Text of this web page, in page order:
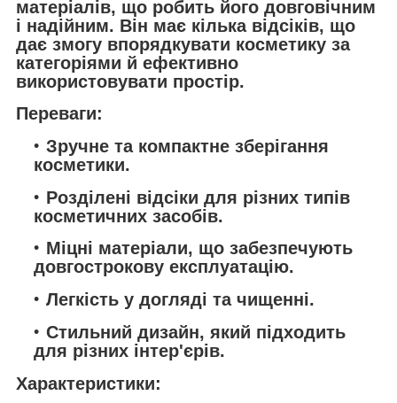
матеріалів, що робить його довговічним
і надійним. Він має кілька відсіків, що
дає змогу впорядкувати косметику за
категоріями й ефективно
використовувати простір.
Переваги:
Зручне та компактне зберігання
косметики.
Розділені відсіки для різних типів
косметичних засобів.
Міцні матеріали, що забезпечують
довгострокову експлуатацію.
Легкість у догляді та чищенні.
Стильний дизайн, який підходить
для різних інтер'єрів.
Характеристики: